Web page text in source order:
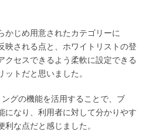
かじめ用意されたカテゴリーに
映される点と、ホワイトリストの登
クセスできるよう柔軟に設定できる
トだと思いました。
グの機能を活用することで、ブ
になり、利用者に対して分かりやす
な点だと感じました。